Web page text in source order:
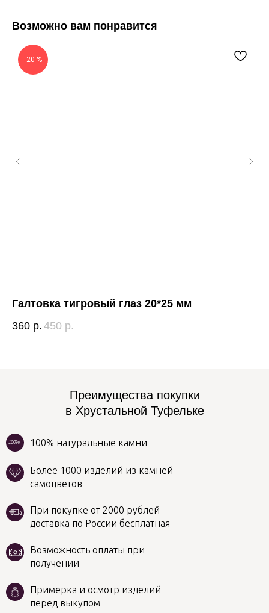
Возможно вам понравится
-20 %
Галтовка тигровый глаз 20*25 мм
360 р. 450 р.
100% натуральные камни
100%
Преимущества покупки
в Хрустальной Туфельке
Примерка и осмотр изделий
перед выкупом
Более 1000 изделий из камней-
самоцветов
Возможность оплаты при
получении
При покупке от 2000 рублей
доставка по России бесплатная